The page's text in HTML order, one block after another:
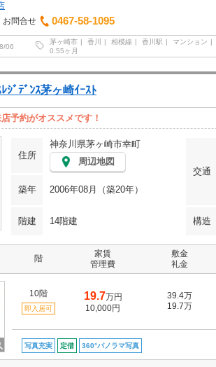
お問合せ
0467-58-1095
06
茅ヶ崎市 香川 相模線 香川駅 マンション
0.55ヶ月
ｼﾞﾃﾞﾝｽ茅ヶ崎ｲｰｽﾄ
予約がオススメです！
住所
神奈川県茅ヶ崎市幸町
周辺地図
交通
築年 2006年08月（築20年）
階建 14階建 構造
階
家賃
管理費
敷金
礼金
10階
即入居可
19.7万円
10,000円
39.4万
19.7万
写真充実 定借 360°パノラマ写真